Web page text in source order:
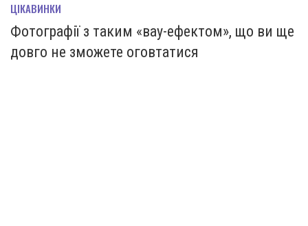
ЦІКАВИНКИ
Фотографії з таким «вау-ефектом», що ви ще
довго не зможете оговтатися